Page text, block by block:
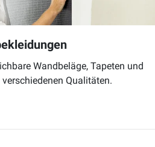
Wandbeläge, Tapeten und
Qualitäten.